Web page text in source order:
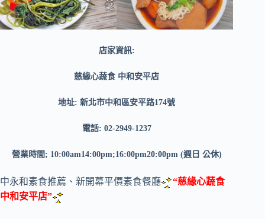
店家資訊:
慈緣心蔬食 中和安平店
地址: 新北市中和區安平路174號
電話: 02-2949-1237
營業時間; 10:00am14:00pm;16:00pm20:00pm (週日 公休)
中永和素食推薦、新開幕平價素食餐廳
“慈緣心蔬食
中和安平店”